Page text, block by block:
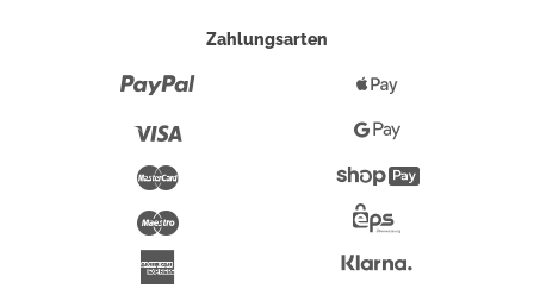
Zahlungsarten
Maestro
Pay
Google
Pay
Überweisung